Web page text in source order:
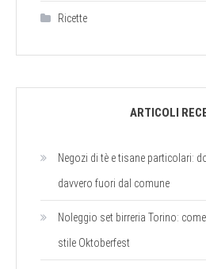
Ricette
ARTICOLI
Negozi di tè e tisane particolari:
davvero fuori dal comune
Noleggio set birreria Torino:
stile Oktoberfest